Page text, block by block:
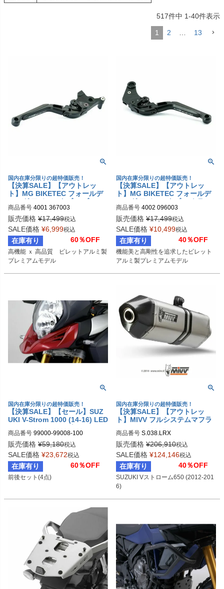
517件中 1-40件表示
1 2 13
国内在庫分限りの超特価販売！
【決算SALE】【アウトレッ
ト】MG BIKETEC フォールデ
ィング アジャスタブル ブレー
キレバー ブラック 4001 36700
3
商品番号 4001 367003
販売価格 ¥17,499税込
SALE価格 ¥6,999税込
在庫有り 60％OFF
高機能 ｘ 高品質　ビレットアルミ製
プレミアムモデル
国内在庫分限りの超特価販売！
【決算SALE】【アウトレッ
ト】MG BIKETEC フォールデ
ィング アジャスタブル クラッ
チレバー ブラック SUZUKI / Y
AMAHA
商品番号 4002 096003
販売価格 ¥17,499税込
SALE価格 ¥10,499税込
在庫有り 40％OFF
機能美と高剛性を追求したビレット
アルミ製プレミアムモデル
国内在庫分限りの超特価販売！
【決算SALE】【セール】SUZ
UKI V-Strom 1000 (14-16) LED
(スズキ純正部品)
商品番号 99000-99008-100
販売価格 ¥59,180税込
SALE価格 ¥23,672税込
在庫有り 60％OFF
前後セット(4点)
国内在庫分限りの超特価販売！
【決算SALE】【アウトレッ
ト】MIVV フルシステムマフラ
ス SUZUKI Vストローム 650 (2
012-2016) | S.038.LRX
商品番号 S.038.LRX
販売価格 ¥206,910税込
SALE価格 ¥124,146税込
在庫有り 40％OFF
SUZUKI Vストローム650 (2012-201
6)